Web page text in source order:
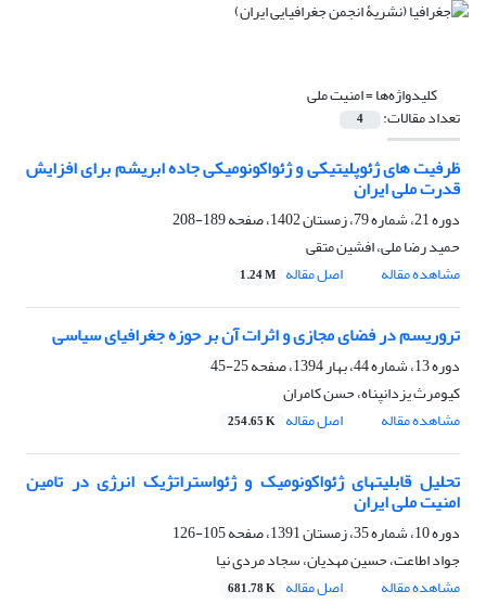
کلیدواژه‌ها =امنیت ملی
تعداد مقالات: 4
ظرفیت های ژئوپلیتیکی و ژئواکونومیکی جاده ابریشم برای افزایش
قدرت ملی ایران
دوره 21، شماره 79، زمستان 1402، صفحه
189-208
حمید رضا ملی، افشین متقی
مشاهده مقاله
اصل مقاله 1.24 M
تروریسم در فضای مجازی و اثرات آن بر حوزه جغرافیای سیاسی
دوره 13، شماره 44، بهار 1394، صفحه
25-45
کیومرث یزدانپناه، حسن کامران
مشاهده مقاله
اصل مقاله 254.65 K
تحلیل قابلیتهای ژئواکونومیک و ژئواستراتژیک انرژی در تامین
امنیت ملی ایران
دوره 10، شماره 35، زمستان 1391، صفحه
105-126
جواد اطاعت، حسین مهدیان، سجاد مردی نیا
مشاهده مقاله
اصل مقاله 681.78 K